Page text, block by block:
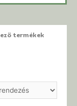
termékek